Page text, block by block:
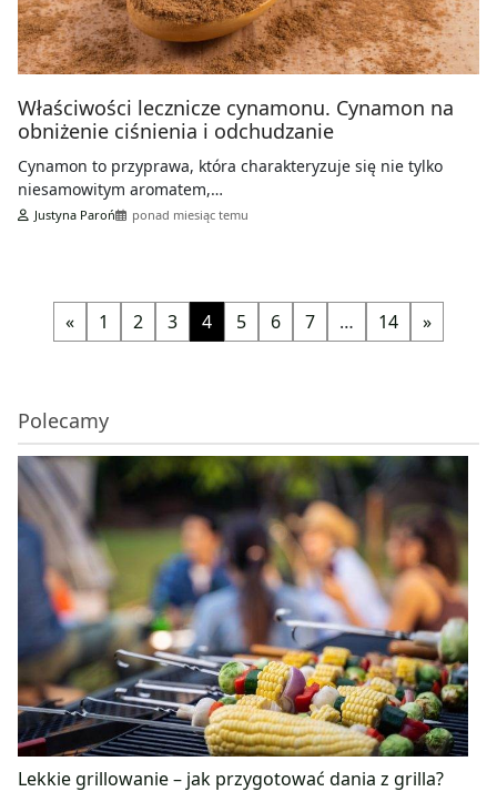
Właściwości lecznicze cynamonu. Cynamon na
obniżenie ciśnienia i odchudzanie
Cynamon to przyprawa, która charakteryzuje się nie tylko
niesamowitym aromatem,…
Justyna Paroń ponad miesiąc temu
« 1 2 3 4 5 6 7 … 14 »
Polecamy
Lekkie grillowanie – jak przygotować dania z grilla?